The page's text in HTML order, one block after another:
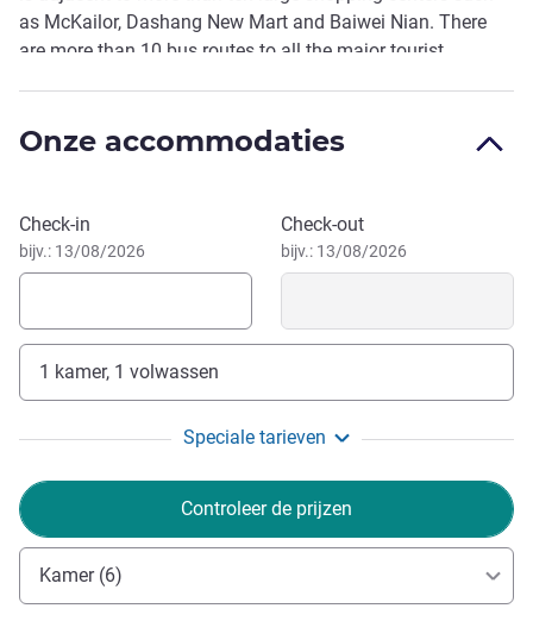
as McKailor, Dashang New Mart and Baiwei Nian. There
are more than 10 bus routes to all the major tourist
with a gym, laundry room and high-speed WIFI. It is an
Onze accommodaties
Boek dit hotel
Check-in
bijv.: 13/08/2026
Check-out
bijv.: 13/08/2026
1 kamer, 1 volwassen
Speciale tarieven
Controleer de prijzen
Kamer (6)